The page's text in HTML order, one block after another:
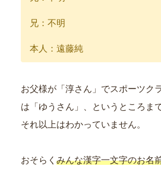
兄：不明
本人：遠藤純
お父様が「淳さん」でスポーツク
は「ゆうさん」、というところま
それ以上はわかっていません。
おそらく みんな漢字一文字のお名